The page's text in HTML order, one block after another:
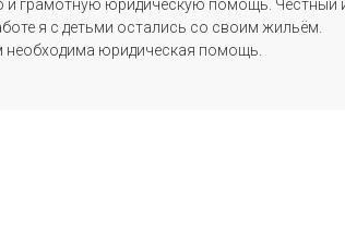
и грамотную юридическую помощь. Честный
я с детьми остались со своим жильём.
юридическая помощь.